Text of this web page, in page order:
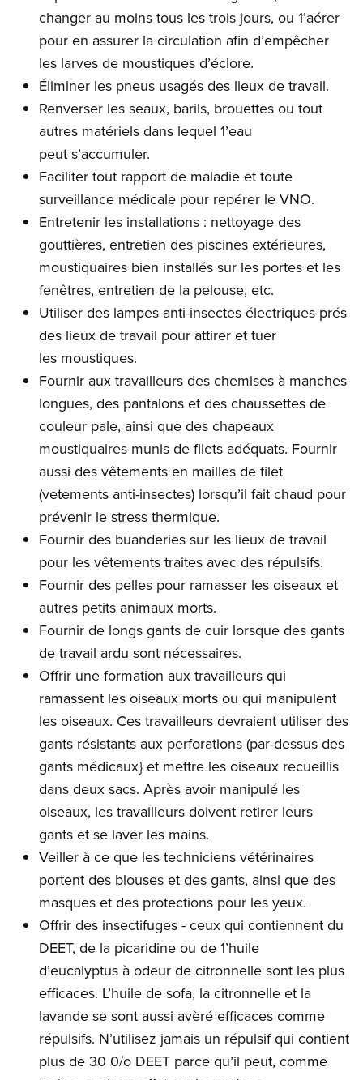
changer au moins tous les trois jours, ou 1’aérer
pour en assurer la circulation afin d’empêcher
les larves de moustiques d’éclore.
Éliminer les pneus usagés des lieux de travail.
Renverser les seaux, barils, brouettes ou tout
autres matériels dans lequel 1’eau
peut s’accumuler.
Faciliter tout rapport de maladie et toute
surveillance médicale pour repérer le VNO.
Entretenir les installations : nettoyage des
gouttières, entretien des piscines extérieures,
moustiquaires bien installés sur les portes et les
fenêtres, entretien de la pelouse, etc.
Utiliser des lampes anti-insectes électriques prés
des lieux de travail pour attirer et tuer
les moustiques.
Fournir aux travailleurs des chemises à manches
longues, des pantalons et des chaussettes de
couleur pale, ainsi que des chapeaux
moustiquaires munis de filets adéquats. Fournir
aussi des vêtements en mailles de filet
(vetements anti-insectes) lorsqu’il fait chaud pour
prévenir le stress thermique.
Fournir des buanderies sur les lieux de travail
pour les vêtements traites avec des répulsifs.
Fournir des pelles pour ramasser les oiseaux et
autres petits animaux morts.
Fournir de longs gants de cuir lorsque des gants
de travail ardu sont nécessaires.
Offrir une formation aux travailleurs qui
ramassent les oiseaux morts ou qui manipulent
les oiseaux. Ces travailleurs devraient utiliser des
gants résistants aux perforations (par-dessus des
gants médicaux} et mettre les oiseaux recueillis
dans deux sacs. Après avoir manipulé les
oiseaux, les travailleurs doivent retirer leurs
gants et se laver les mains.
Veiller à ce que les techniciens vétérinaires
portent des blouses et des gants, ainsi que des
masques et des protections pour les yeux.
Offrir des insectifuges - ceux qui contiennent du
DEET, de la picaridine ou de 1’huile
d’eucalyptus à odeur de citronnelle sont les plus
efficaces. L’huile de sofa, la citronnelle et la
lavande se sont aussi avèré efficaces comme
répulsifs. N’utilisez jamais un répulsif qui contient
plus de 30 0/o DEET parce qu’il peut, comme